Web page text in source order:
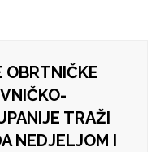
OBRTNIČKE
TRAŽI
NEDJELJOM I